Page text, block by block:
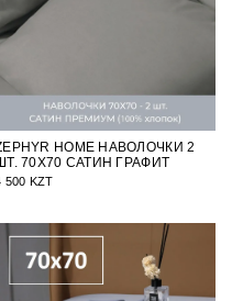
HOME НАВОЛОЧКИ 2
70Х70 САТИН ГРАФИТ
500 KZT